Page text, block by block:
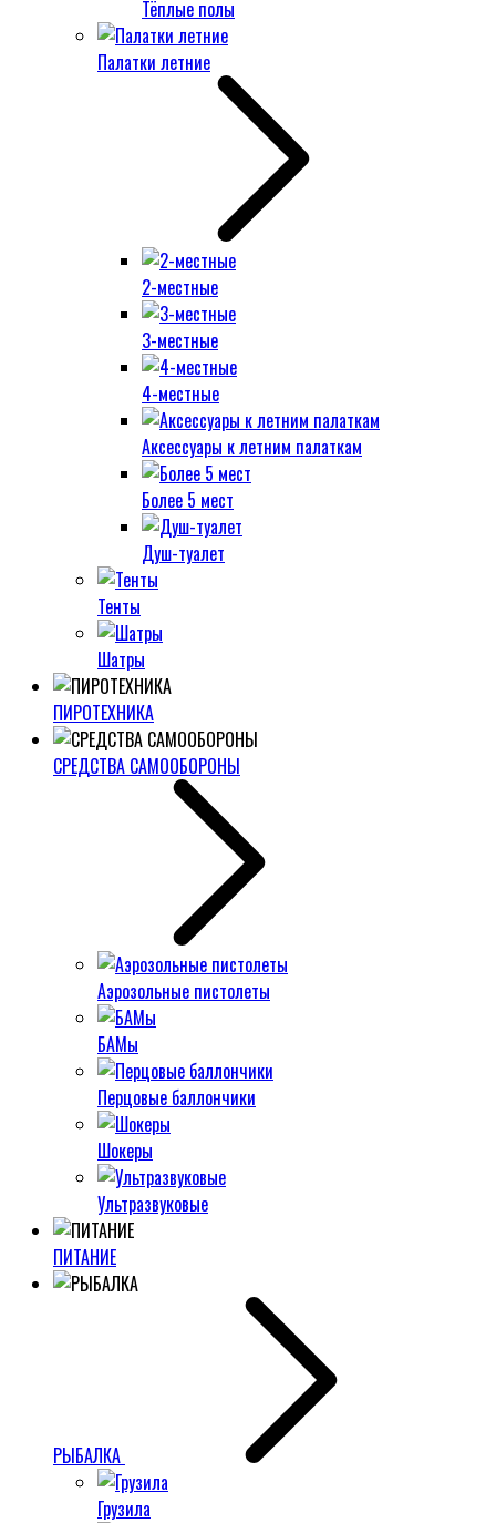
Тёплые полы
Палатки летние
2-местные
3-местные
4-местные
Аксессуары к летним палаткам
Более 5 мест
Душ-туалет
Тенты
Шатры
ПИРОТЕХНИКА
СРЕДСТВА САМООБОРОНЫ
Аэрозольные пистолеты
БАМы
Перцовые баллончики
Шокеры
Ультразвуковые
ПИТАНИЕ
РЫБАЛКА
Грузила